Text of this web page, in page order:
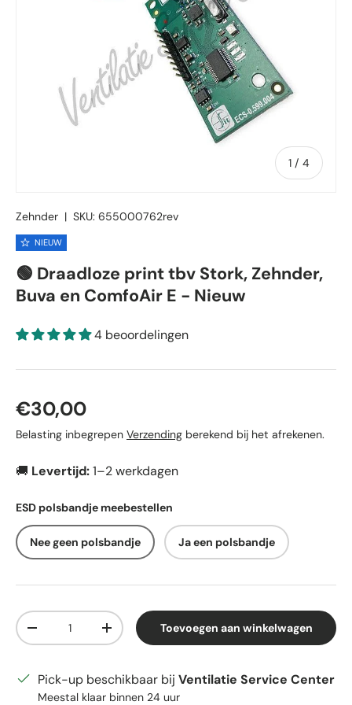
1 / van
4
Zehnder | SKU: 655000762rev
NIEUW
🟢 Draadloze print tbv Stork, Zehnder,
Buva en ComfoAir E - Nieuw
4 beoordelingen
Reguliere prijs
€30,00
Belasting inbegrepen Verzending berekend bij het afrekenen.
🚚 Levertijd:1–2 werkdagen
ESD polsbandje meebestellen
Nee geen polsbandje Ja een polsbandje
Aantal
Verlaag de hoeveelheidVerhoog de hoeveelheid
Toevoegen aan winkelwagen
Pick-up beschikbaar bij Ventilatie Service Center
Meestal klaar binnen 24 uur